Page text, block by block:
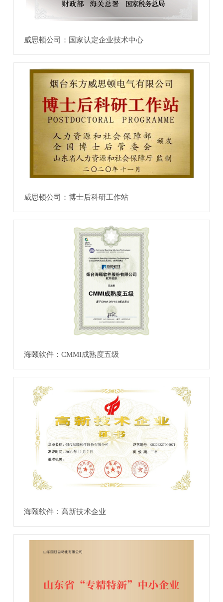
威思顿公司：国家认定企业技术中心
威思顿公司：博士后科研工作站
海颐软件：CMMI成熟度五级
海颐软件：高新技术企业